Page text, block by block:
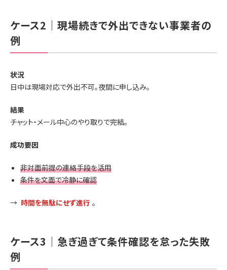
ケース2｜現場続きで外出できない事業者の
例
状況
日中は現場対応で外出不可。夜間に申し込み。
結果
チャット・メール中心のやり取りで完結。
成功要因
非対面前提の連絡手段を活用
条件を文面で冷静に確認
→ 時間を無駄にせず進行 。
ケース3｜急ぎ過ぎて条件確認を怠った失敗
例